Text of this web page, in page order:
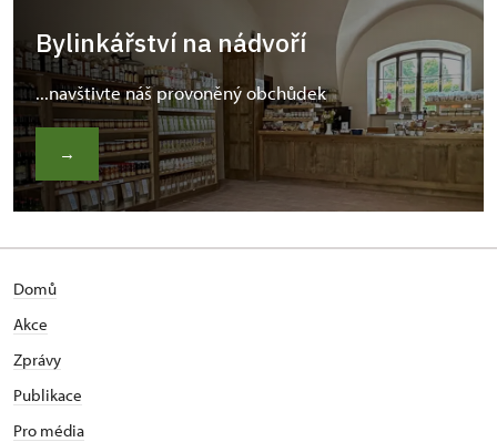
Bylinkářství na nádvoří
...navštivte náš provoněný obchůdek
→
Domů
Akce
Zprávy
Publikace
Pro média